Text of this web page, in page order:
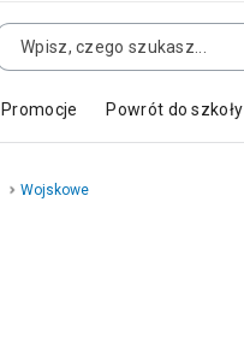
Promocje Powrót do szkoły
Wojskowe